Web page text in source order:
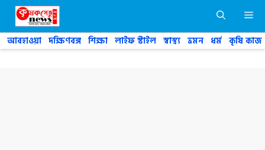
Skip
content
আবহাওয়া দক্ষিণবঙ্গ শিক্ষা লাইফ স্টাইল স্বাস্থ্য ভ্রমন ধর্ম কৃষি কাজ